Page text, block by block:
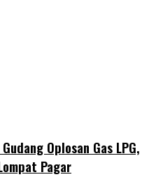
Oplosan Gas LPG,
Pagar